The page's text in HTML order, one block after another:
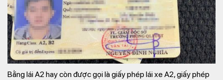
Bằng lái A2 hay còn được gọi là giấy phép lái xe A2, giấy phép